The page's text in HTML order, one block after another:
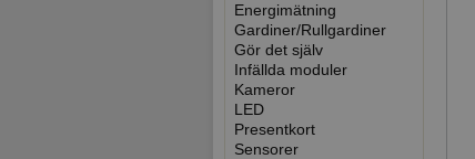
Energimätning
Gardiner/Rullgardiner
Gör det själv
Infällda moduler
Kameror
LED
Presentkort
Sensorer